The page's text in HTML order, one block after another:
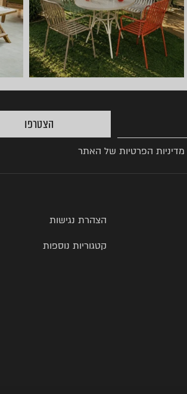
מדיניות הפרטיות של האתר
הצטרפו
הצהרת נגישות
קטגוריות נוספות